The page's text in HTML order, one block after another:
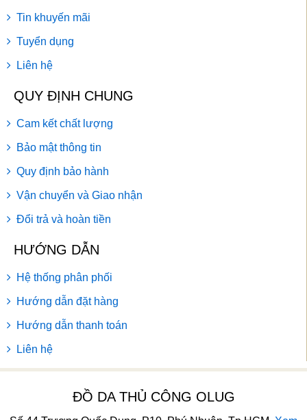
Tin khuyến mãi
Tuyển dụng
Liên hệ
QUY ĐỊNH CHUNG
Cam kết chất lượng
Bảo mật thông tin
Quy định bảo hành
Vận chuyển và Giao nhận
Đổi trả và hoàn tiền
HƯỚNG DẪN
Hệ thống phân phối
Hướng dẫn đặt hàng
Hướng dẫn thanh toán
Liên hệ
ĐỒ DA THỦ CÔNG OLUG